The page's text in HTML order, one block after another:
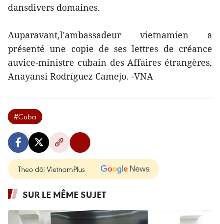
dansdivers domaines.
Auparavant,l'ambassadeur vietnamien a
présenté une copie de ses lettres de créance
auvice-ministre cubain des Affaires étrangères,
Anayansi Rodríguez Camejo. -VNA
#Cuba
Theo dõi VietnamPlus
SUR LE MÊME SUJET